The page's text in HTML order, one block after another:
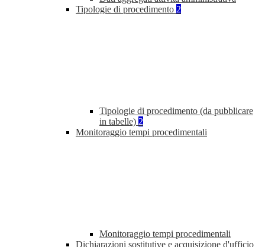
Tipologie di procedimento 2
Tipologie di procedimento (da pubblicare
in tabelle) 2
Monitoraggio tempi procedimentali
Monitoraggio tempi procedimentali
Dichiarazioni sostitutive e acquisizione d'ufficio